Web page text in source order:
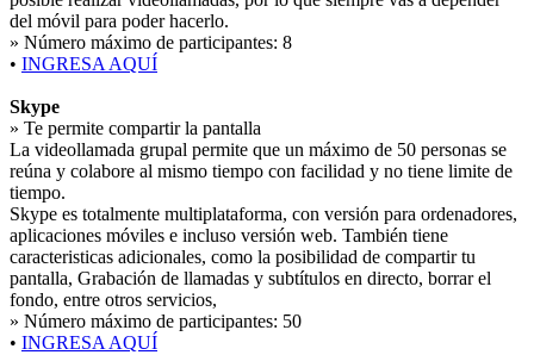
del móvil para poder hacerlo.
» Número máximo de participantes: 8
• INGRESA AQUÍ
Skype
» Te permite compartir la pantalla
La videollamada grupal permite que un máximo de 50 personas se
reúna y colabore al mismo tiempo con facilidad y no tiene limite de
tiempo.
Skype es totalmente multiplataforma, con versión para ordenadores,
aplicaciones móviles e incluso versión web. También tiene
caracteristicas adicionales, como la posibilidad de compartir tu
pantalla, Grabación de llamadas y subtítulos en directo, borrar el
fondo, entre otros servicios,
» Número máximo de participantes: 50
• INGRESA AQUÍ